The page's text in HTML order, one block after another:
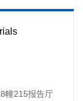
幢215报告厅